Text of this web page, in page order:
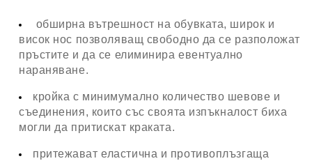
обширна вътрешност на обувката, широк и
висок нос позволяващ свободно да се разположат
пръстите и да се елиминира евентуално
нараняване.
кройка с минимумално количество шевове и
съединения, които със своята изпъкналост биха
могли да притискат краката.
притежават еластична и противоплъзгаща